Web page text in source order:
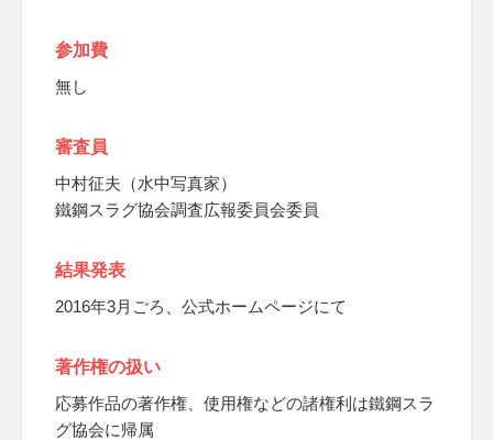
参加費
無し
審査員
中村征夫（水中写真家）
鐵鋼スラグ協会調査広報委員会委員
結果発表
2016年3月ごろ、公式ホームページにて
著作権の扱い
応募作品の著作権、使用権などの諸権利は鐵鋼スラ
グ協会に帰属